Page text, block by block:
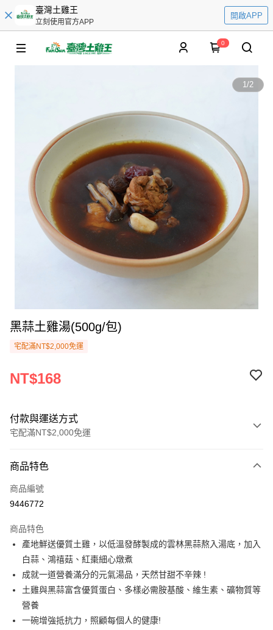
臺灣土雞王
立刻使用官方APP
開啟APP
0
1/2
黑蒜土雞湯(500g/包)
宅配滿NT$2,000免運
NT$168
付款與運送方式
宅配滿NT$2,000免運
信用卡一次付款
Apple Pay
Google Pay
AFTEE先享後付
相關說明
【關於「AFTEE先享後付」】
AFTEE先享後付是「在收到商品之後才付款」的支付方式。 讓您購物簡單
便利好安心！
１．簡單：不需註冊會員、不需綁卡、不需儲值。
ATM付款
商品特色
商品編號
9446772
商品特色
產地鮮送優質土雞，以低溫發酵製成的雲林黑蒜熬入湯底，加入
白蒜、鴻禧菇、紅棗細心燉煮
成就一道營養滿分的元氣湯品，天然甘甜不辛辣 !
土雞與黑蒜富含優質蛋白、多樣必需胺基酸、維生素、礦物質等
營養
一碗增強抵抗力，照顧每個人的健康!